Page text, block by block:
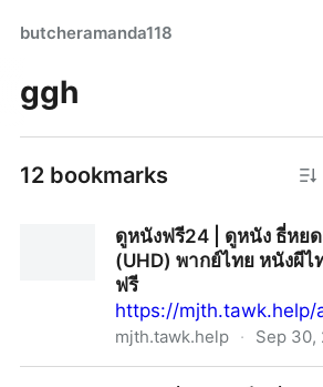
butcheramanda118
ggh
12 bookmarks
ดูหนังฟรี24 | ดูหนัง ธี่หยด
(UHD) พากย์ไทย หนังผี
ฟรี
https://
mjth.tawk.help · Sep 30,